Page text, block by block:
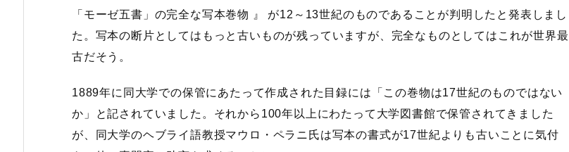
「モーゼ五書」の完全な写本巻物 』 が12～13世紀のものであることが判明したと発表しまし
た。写本の断片としてはもっと古いものが残っていますが、完全なものとしてはこれが世界最
古だそう。
1889年に同大学での保管にあたって作成された目録には「この巻物は17世紀のものではない
か」と記されていました。それから100年以上にわたって大学図書館で保管されてきました
が、同大学のヘブライ語教授マウロ・ペラニ氏は写本の書式が17世紀よりも古いことに気付